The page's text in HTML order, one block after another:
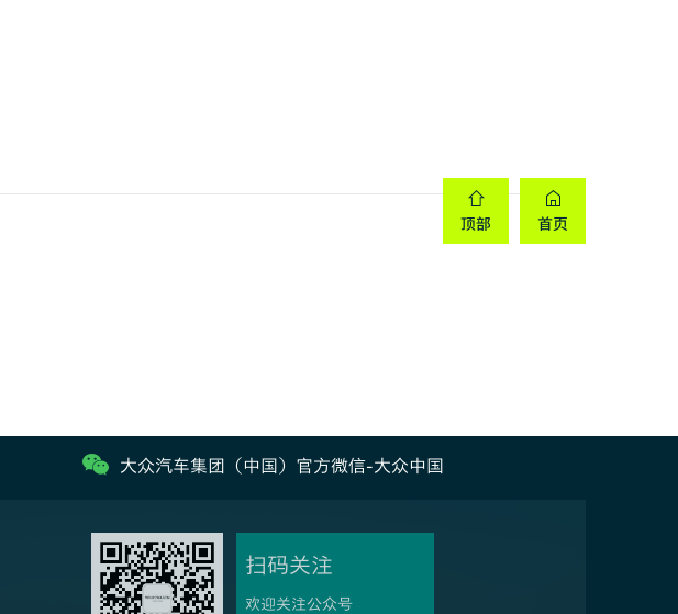
大众汽车集团（中国）官方微信-大众中国
扫码关注
欢迎关注公众号